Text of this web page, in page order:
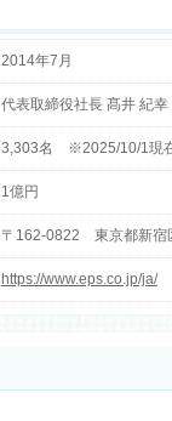
2014年7月
代表取締役社長 髙井 紀幸
3,303名 ※2025/10/1現
1億円
〒162-0822 東京都新宿
https://www.eps.co.jp/ja/